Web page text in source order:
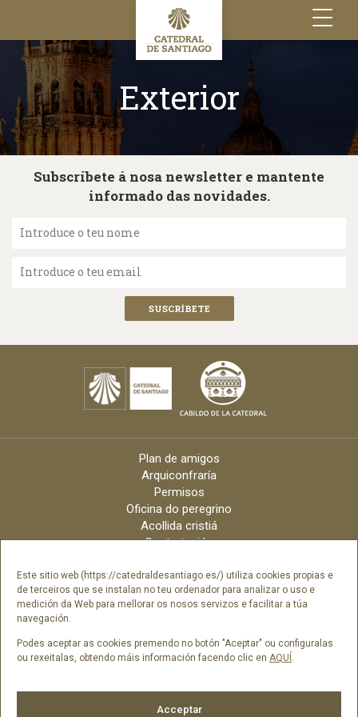
Este sitio web (https://catedraldesantiago.es/) utiliza cookies propias e
de terceiros que se instalan no teu ordenador para analizar o uso e
medición da Web para mellorar os nosos servizos e facilitar a túa
navegación.
Podes aceptar as cookies premendo no botón "Aceptar" ou configuralas
ou rexeitalas, obtendo máis información facendo clic en AQUÍ.
Acceptar
Toggle
navigation
Exterior
Subscríbete á nosa newsletter e mantente
informado das novidades.
Introduce o teu nome
Introduce o teu email
Plan de amigos
Arquiconfraría
Permisos
Oficina do peregrino
Acollida cristiá
Contratación
Arquidiócese
Créditos
Catálogo Dixital